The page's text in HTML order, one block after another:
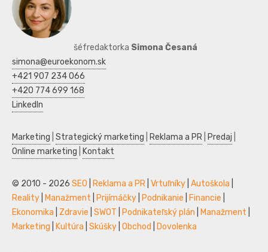
šéfredaktorka Simona Česaná
simona@euroekonom.sk
+421 907 234 066
+420 774 699 168
LinkedIn
Marketing Strategický marketing Reklama a PR Predaj
Online marketing
Kontakt
© 2010 - 2026 SEO Reklama a PR Vrtuľníky Autoškola
Reality
Manažment Prijímáčky Podnikanie Financie
Ekonomika
Zdravie SWOT Podnikateľský plán Manažment
Marketing
Kultúra Skúšky Obchod Dovolenka